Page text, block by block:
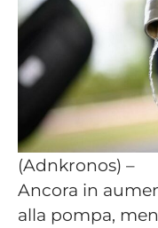
(Adnkronos) –
Ancora in
alla pompa,